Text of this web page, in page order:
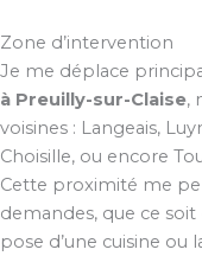
Zone d’intervention
Je me déplace
à Preuilly-sur-Claise,
voisines : Langeais,
Choisille, ou encore
Cette proximité me
demandes, que ce
pose d’une cuisine